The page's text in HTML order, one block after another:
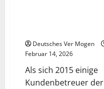
Deutsches Ver Mogen
Februar 14, 2026
Als sich 2015 einige
Kundenbetreuer der